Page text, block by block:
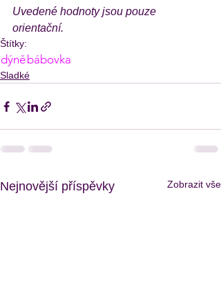
Uvedené hodnoty jsou pouze
orientační.
Štítky:
dýně bábovka
Sladké
Nejnovější příspěvky Zobrazit vše